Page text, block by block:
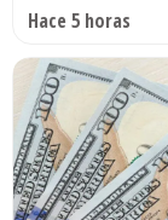
Hace 5 horas